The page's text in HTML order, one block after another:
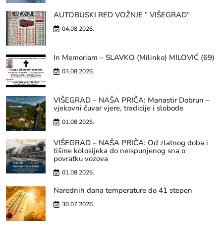
AUTOBUSKI RED VOŽNJE ” VIŠEGRAD”
04.08.2026.
In Memoriam – SLAVKO (Milinko) MILOVIĆ (69)
03.08.2026.
VIŠEGRAD – NAŠA PRIČA: Manastir Dobrun –
vjekovni čuvar vjere, tradicije i slobode
01.08.2026.
VIŠEGRAD – NAŠA PRIČA: Od zlatnog doba i
tišine kolosijeka do neispunjenog sna o
povratku vozova
01.08.2026.
Narednih dana temperature do 41 stepen
30.07.2026.